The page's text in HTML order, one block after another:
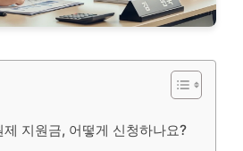
지원금, 어떻게 신청하나요?